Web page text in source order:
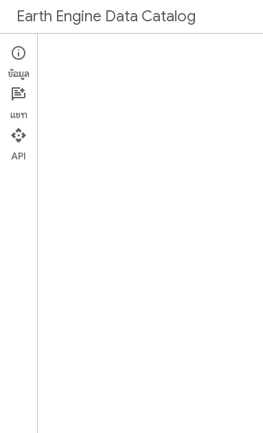
Earth Engine Data Catalog
Google ใช้เทคโนโลยี AI เพื่อแปลเ
Datasets tagged
ข้อมูล
แชท
API